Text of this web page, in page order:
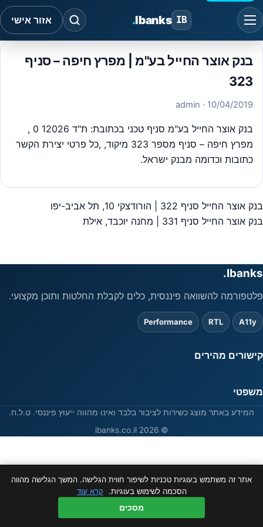
IB
Ibanks
. אזור אישי
בנק אוצר החייל בע"מ | מפרץ חיפה – סניף
323
10/04/2019
· admin
בנק אוצר החייל בע"מ סניף טכני בכתובת: ת"ד 12026 0 ,
מפרץ חיפה – סניף מספר 323 מיקוד, ,כל פרטי יצירת הקשר
כתובות וכדומה מבנק ישראל.
ניווט
בנק אוצר החייל סניף 322 | הורודצקי 10, תל אביב-יפו
בנק אוצר החייל סניף 331 | מחנה יוכבד, אילת
Ibanks.
פלטפורמה להשוואה פיננסית, כלים לקבלת החלטות ותוכן מקצועי.
A11y
RTL
Performance
קישורים מהירים
משפטי
המידע באתר מוצג כשירות לציבור בלבד ואינו מהווה ייעוץ פיננסי. ט.ל.ח.
© 2026 ibanks.co.il
אתר זה משתמש בעוגיות טכניות לשיפור חווית הגלישה. המשך הגלישה מהווה
הסכמה לשימוש בעוגיות.
קרא עוד
מסכים